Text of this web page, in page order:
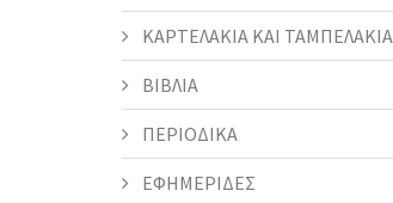
ΚΑΡΤΕΛΑΚΙΑ ΚΑΙ ΤΑΜΠΕΛΑΚΙΑ
ΒΙΒΛΙΑ
ΠΕΡΙΟΔΙΚΑ
ΕΦΗΜΕΡΙΔΕΣ